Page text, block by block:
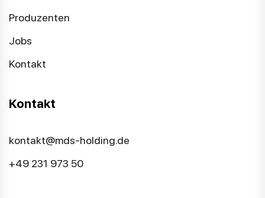
Produzenten
Jobs
Kontakt
Kontakt
kontakt@mds-holding.de
+49 231 973 50